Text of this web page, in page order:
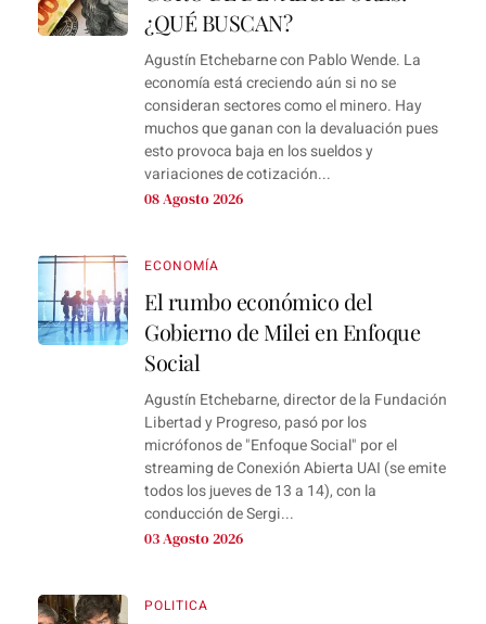
¿QUÉ BUSCAN?
Agustín Etchebarne con Pablo Wende. La
economía está creciendo aún si no se
consideran sectores como el minero. Hay
muchos que ganan con la devaluación pues
esto provoca baja en los sueldos y
variaciones de cotización...
08 Agosto 2026
ECONOMÍA
El rumbo económico del
Gobierno de Milei en Enfoque
Social
Agustín Etchebarne, director de la Fundación
Libertad y Progreso, pasó por los
micrófonos de "Enfoque Social" por el
streaming de Conexión Abierta UAI (se emite
todos los jueves de 13 a 14), con la
conducción de Sergi...
03 Agosto 2026
POLITICA